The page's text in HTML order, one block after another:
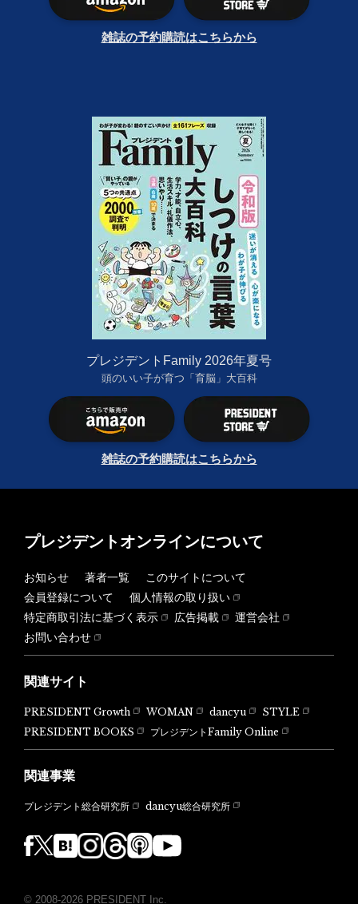
雑誌の予約購読はこちらから
プレジデントFamily 2026年夏号
頭のいい子が育つ「育脳」大百科
雑誌の予約購読はこちらから
プレジデントオンラインについて
お知らせ 著者一覧
このサイトについて
会員登録について
個人情報の取り扱い
特定商取引法に基づく表示
広告掲載
運営会社
お問い合わせ
関連サイト
PRESIDENT Growth WOMAN dancyu
STYLE
PRESIDENT BOOKS
プレジデントFamily Online
関連事業
プレジデント総合研究所 dancyu総合研究所
© 2008-2026 PRESIDENT Inc.